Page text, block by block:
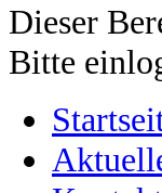
Dieser
Bitte